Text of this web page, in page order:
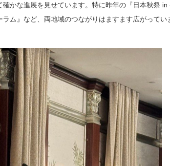
かな進展を見せています。特に昨年の『日本秋祭 in
ム』など、両地域のつながりはますます広がってい